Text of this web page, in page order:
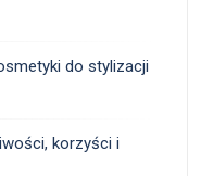
do stylizacji
korzyści i